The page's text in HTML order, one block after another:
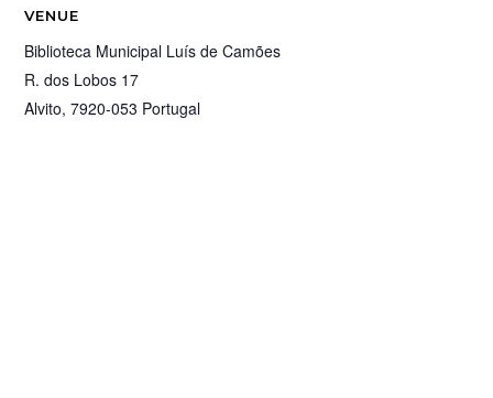
VENUE
Biblioteca Municipal Luís de Camões
R. dos Lobos 17
Alvito, 7920-053 Portugal